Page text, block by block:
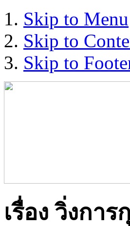
Skip to Menu
Skip to
Skip to
เรื่อง วิ่งกา